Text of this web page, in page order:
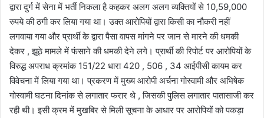
द्वारा दुर्ग में सेना में भर्ती निकला है कहकर अलग अलग व्यक्तियों से 10,59,000
रुपये की ठगी कर लिया गया था। उक्त आरोपियों द्वारा किसी का नौकरी नहीं
लगवाया गया और प्रार्थी के द्वारा पैसा वापस मांगने पर जान से मारने की धमकी
देकर , झूठे मामले में फंसाने की धमकी देने लगे। प्रार्थी की रिपोर्ट पर आरोपियों के
विरुद्ध अपराध क्रमांक 151/22 धारा 420 , 506 , 34 आईपीसी कायम कर
विवेचना में लिया गया था। प्रकरण में मुख्य आरोपी अर्चना गोस्वामी और अभिषेक
गोस्वामी घटना दिनांक से लगातार फरार थे , जिसकी पुलिस लगातार पातासाजी कर
रही थी। इसी क्रम में मुखबिर से मिली सूचना के आधार पर आरोपियों को पकड़ा